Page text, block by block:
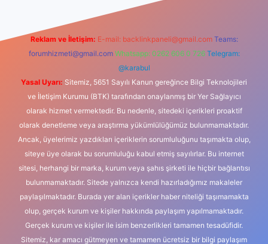
Reklam ve İletişim: E-mail: backlinkpaneli@gmail.com Teams:
forumhizmeti@gmail.com Whatsapp: 0262 606 0 726 Telegram:
@karabul
Yasal Uyarı: Sitemiz, 5651 Sayılı Kanun gereğince Bilgi Teknolojileri
ve İletişim Kurumu (BTK) tarafından onaylanmış bir Yer Sağlayıcı
olarak hizmet vermektedir. Bu nedenle, sitedeki içerikleri proaktif
olarak denetleme veya araştırma yükümlülüğümüz bulunmamaktadır.
Ancak, üyelerimiz yazdıkları içeriklerin sorumluluğunu taşımakta olup,
siteye üye olarak bu sorumluluğu kabul etmiş sayılırlar. Bu internet
sitesi, herhangi bir marka, kurum veya şahıs şirketi ile hiçbir bağlantısı
bulunmamaktadır. Sitede yalnızca kendi hazırladığımız makaleler
paylaşılmaktadır. Burada yer alan içerikler haber niteliği taşımamakta
olup, gerçek kurum ve kişiler hakkında paylaşım yapılmamaktadır.
Gerçek kurum ve kişiler ile isim benzerlikleri tamamen tesadüfidir.
Sitemiz, kar amacı gütmeyen ve tamamen ücretsiz bir bilgi paylaşım